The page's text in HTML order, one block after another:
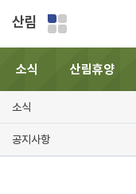
산림
소식 산림휴양
소식
공지사항